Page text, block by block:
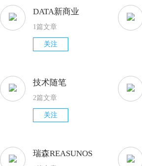
DATA新商业
1篇文章
关注
技术随笔
2篇文章
关注
瑞森REASUNOS